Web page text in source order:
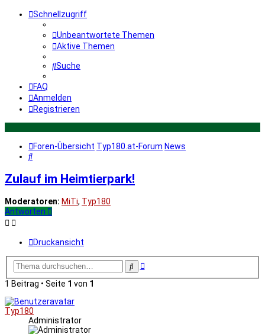
Schnellzugriff
Unbeantwortete Themen
Aktive Themen
Suche
FAQ
Anmelden
Registrieren
Foren-Übersicht Typ180.at-Forum News
Suche
Zulauf im Heimtierpark!
Moderatoren: MiTi, Typ180
Antworten
Druckansicht
SucheErweiterte
1 Beitrag • Seite 1 von 1
Typ180
Administrator